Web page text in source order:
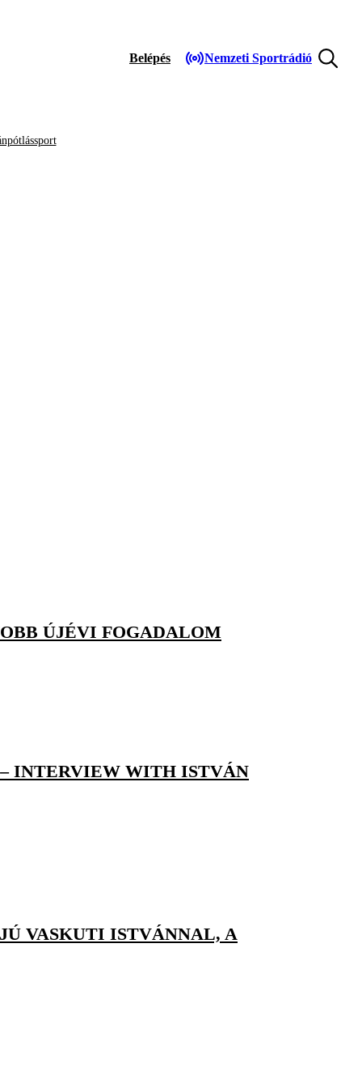
Belépés Nemzeti Sportrádió
ÚJÉVI FOGADALOM
INTERVIEW WITH ISTVÁN
VASKUTI ISTVÁNNAL, A